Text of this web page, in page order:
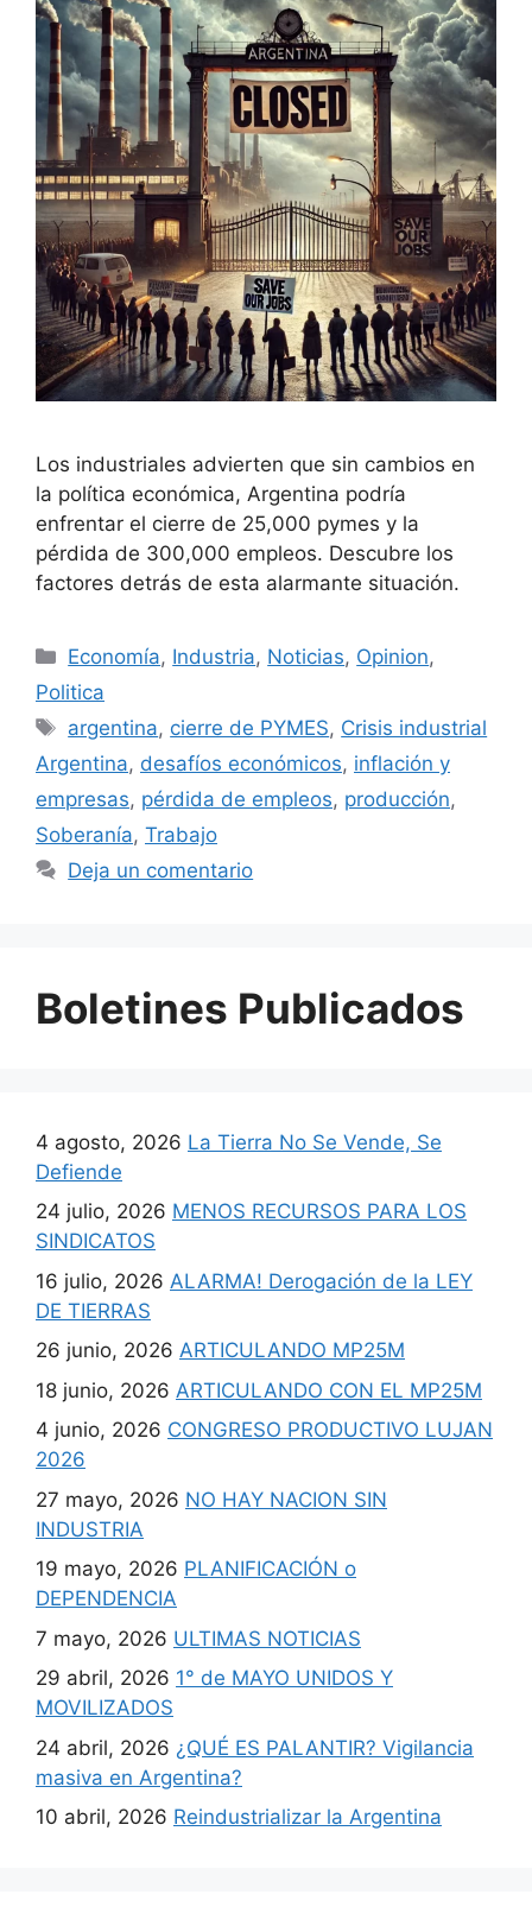
Los industriales advierten que sin cambios en
la política económica, Argentina podría
enfrentar el cierre de 25,000 pymes y la
pérdida de 300,000 empleos. Descubre los
factores detrás de esta alarmante situación.
Economía, Industria, Noticias, Opinion,
Politica
argentina, cierre de PYMES, Crisis industrial
Argentina, desafíos económicos, inflación y
empresas, pérdida de empleos, producción,
Soberanía, Trabajo
Deja un comentario
Boletines Publicados
4 agosto, 2026 La Tierra No Se Vende, Se
Defiende
24 julio, 2026 MENOS RECURSOS PARA LOS
SINDICATOS
16 julio, 2026 ALARMA! Derogación de la LEY
DE TIERRAS
26 junio, 2026 ARTICULANDO MP25M
18 junio, 2026 ARTICULANDO CON EL MP25M
4 junio, 2026 CONGRESO PRODUCTIVO LUJAN
2026
27 mayo, 2026 NO HAY NACION SIN
INDUSTRIA
19 mayo, 2026 PLANIFICACIÓN o
DEPENDENCIA
7 mayo, 2026 ULTIMAS NOTICIAS
29 abril, 2026 1° de MAYO UNIDOS Y
MOVILIZADOS
24 abril, 2026 ¿QUÉ ES PALANTIR? Vigilancia
masiva en Argentina?
10 abril, 2026 Reindustrializar la Argentina